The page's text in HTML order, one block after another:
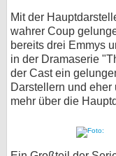
Mit der
wahrer Coup
bereits drei Emmys
in der Dramaserie
der Cast ein
Darstellern und
mehr über die